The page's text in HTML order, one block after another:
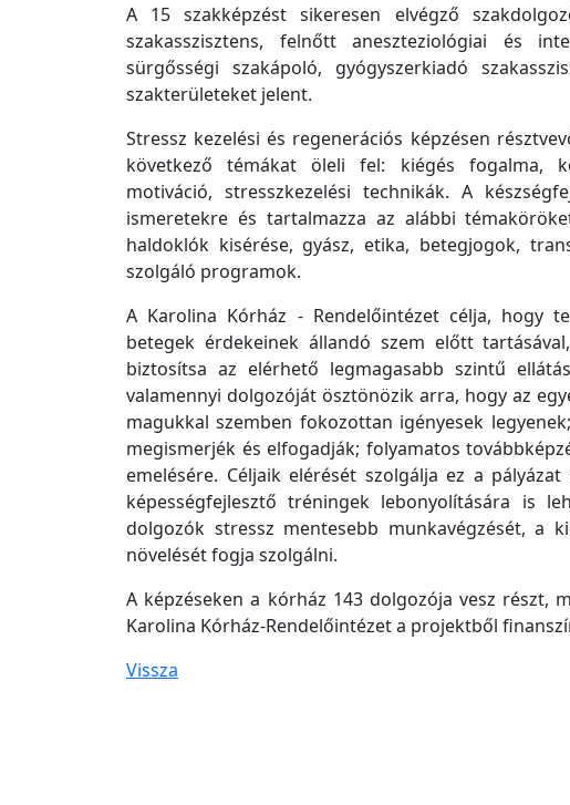
A 15 szakképzést sikeresen elvégző
szakasszisztens, felnőtt aneszteziológiai és
sürgősségi szakápoló, gyógyszerkiadó
szakterületeket jelent.
Stressz kezelési és regenerációs képzésen
következő témákat öleli fel: kiégés fogalma,
motiváció, stresszkezelési technikák. A
ismeretekre és tartalmazza az alábbi
haldoklók kisérése, gyász, etika, betegjogok,
szolgáló programok.
A Karolina Kórház - Rendelőintézet célja, hogy
betegek érdekeinek állandó szem előtt
biztosítsa az elérhető legmagasabb szintű
valamennyi dolgozóját ösztönözik arra, hogy az
magukkal szemben fokozottan igényesek
megismerjék és elfogadják; folyamatos
emelésére. Céljaik elérését szolgálja ez a
képességfejlesztő tréningek lebonyolítására is
dolgozók stressz mentesebb munkavégzését, a
növelését fogja szolgálni.
A képzéseken a kórház 143 dolgozója vesz részt,
Karolina Kórház-Rendelőintézet a projektből
Vissza